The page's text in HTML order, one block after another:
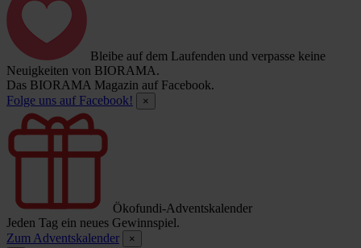
Bleibe auf dem Laufenden und verpasse keine
Neuigkeiten von BIORAMA.
Das BIORAMA Magazin auf Facebook.
Folge uns auf Facebook!
×
Ökofundi-Adventskalender
Jeden Tag ein neues Gewinnspiel.
Zum Adventskalender
×